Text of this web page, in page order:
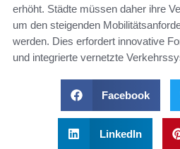
erhöht. Städte müssen daher ihre
um den steigenden
werden. Dies erfordert innovative
und integrierte vernetzte
Facebook
LinkedIn